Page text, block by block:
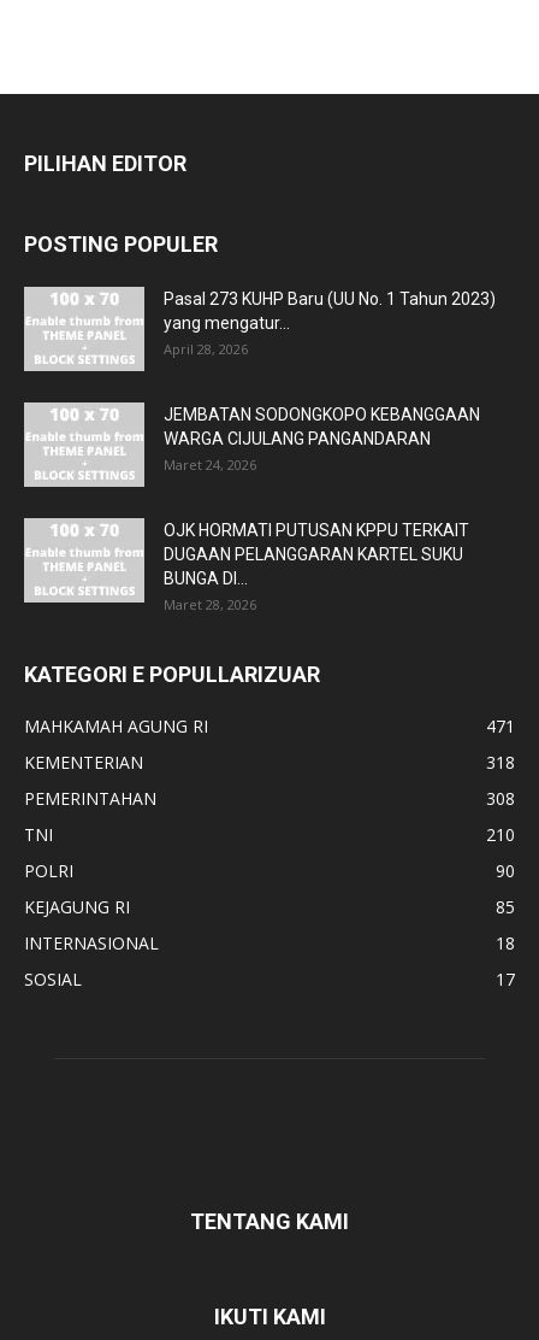
PILIHAN EDITOR
POSTING POPULER
Pasal 273 KUHP Baru (UU No. 1 Tahun 2023)
yang mengatur...
April 28, 2026
JEMBATAN SODONGKOPO KEBANGGAAN
WARGA CIJULANG PANGANDARAN
Maret 24, 2026
OJK HORMATI PUTUSAN KPPU TERKAIT
DUGAAN PELANGGARAN KARTEL SUKU
BUNGA DI...
Maret 28, 2026
KATEGORI E POPULLARIZUAR
MAHKAMAH AGUNG RI
471
KEMENTERIAN
318
PEMERINTAHAN
308
TNI
210
POLRI
90
KEJAGUNG RI
85
INTERNASIONAL
18
SOSIAL
17
TENTANG KAMI
IKUTI KAMI